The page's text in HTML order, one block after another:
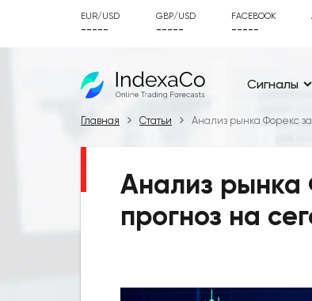
EUR/USD
-----
GBP/USD
-----
FACEBOOK
-----
Сигналы
Главная Статьи Анализ рынка Форекс
Анализ рынка
прогноз на